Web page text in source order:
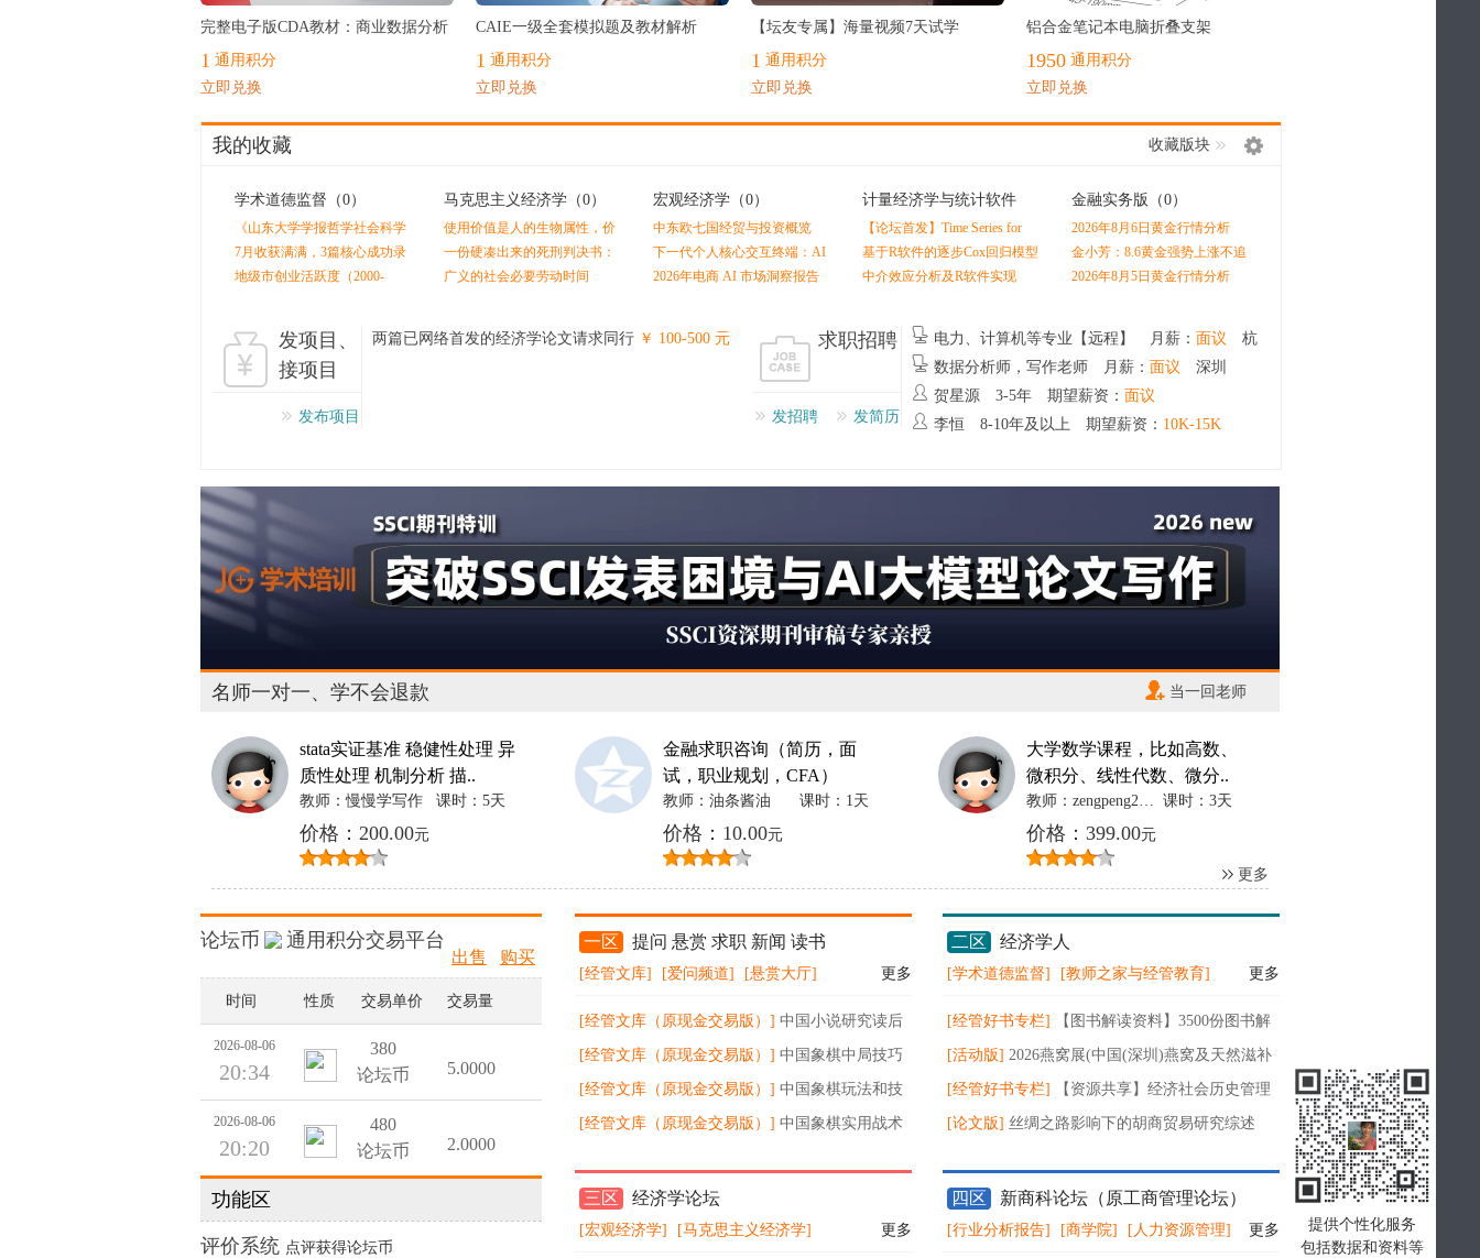
完整电子版CDA教材：商业数据分析
1 通用积分
立即兑换
CAIE一级全套模拟题及教材解析
1 通用积分
立即兑换
【坛友专属】海量视频7天试学
1 通用积分
立即兑换
铝合金笔记本电脑折叠支架
1950 通用积分
立即兑换
我的收藏 收藏版块
学术道德监督 （0）
《山东大学学报哲学社会科学
版》终审后又外审？
7月收获满满，3篇核心成功录
用！！！感谢指导老师的辛苦
地级市创业活跃度（2000-
马克思主义经济学 （0）
使用价值是人的生物属性，价
值是人的社会属性
一份硬凑出来的死刑判决书：
剩余价值理论（黄佶）
广义的社会必要劳动时间
宏观经济学 （0）
中东欧七国经贸与投资概览
下一代个人核心交互终端：AI
智能眼镜消费趋势
2026年电商 AI 市场洞察报告
计量经济学与统计软件
（0）
【论坛首发】Time Series for
Economics and Finance by Oliver
Linton
基于R软件的逐步Cox回归模型
拟合及Nomogram预测图绘制
中介效应分析及R软件实现
金融实务版 （0）
2026年8月6日黄金行情分析
金小芳：8.6黄金强势上涨不追
高，原油冲高看回落
2026年8月5日黄金行情分析
发项目、
接项目
发布项目
￥ 100-500 元
两篇已网络首发的经济学论文请求同行
求职招聘
发招聘 发简历
电力、计算机等专业【远程】 月薪： 面议 杭
州 数据分析师，写作老师 月薪： 面议 深圳
贺星源 3-5年 期望薪资： 面议
李恒 8-10年及以上 期望薪资： 10K-15K
名师一对一、学不会退款 当一回老师
更多
stata实证基准 稳健性处理 异
质性处理 机制分析 描..
教师：慢慢学写作 课时：5天
价格：200.00元
金融求职咨询（简历，面
试，职业规划，CFA）
教师：油条酱油 课时：1天
价格：10.00元
大学数学课程，比如高数、
微积分、线性代数、微分..
教师：zengpeng2012 课时：3天
价格：399.00元
购买
出售
论坛币 通用积分交易平台
时间 性质 交易单价 交易量
2026-08-06
20:34
380
论坛币
5.0000
2026-08-06
20:20
480
论坛币
2.0000
2026-08-06
19:39
论坛币
0.6000
功能区
评价系统 点评获得论坛币
一区 提问 悬赏 求职 新闻 读书
[经管文库] [爱问频道] [悬赏大厅] 更多
[经管文库（原现金交易版）] 中国小说研究读后
感
[经管文库（原现金交易版）] 中国象棋中局技巧
[经管文库（原现金交易版）] 中国象棋玩法和技
巧
[经管文库（原现金交易版）] 中国象棋实用战术
二区 经济学人
[学术道德监督] [教师之家与经管教育] 更多
[经管好书专栏] 【图书解读资料】3500份图书解
读释义资料合集（人文社会经济历史艺术小说
等）
[活动版] 2026燕窝展(中国(深圳)燕窝及天然滋补
品展览会)官方网站
[经管好书专栏] 【资源共享】经济社会历史管理
综合类资料50份
[论文版] 丝绸之路影响下的胡商贸易研究综述
三区 经济学论坛
[宏观经济学] [马克思主义经济学] 更多
四区 新商科论坛（原工商管理论坛）
[行业分析报告] [商学院] [人力资源管理] 更多
提供个性化服务
包括数据和资料等